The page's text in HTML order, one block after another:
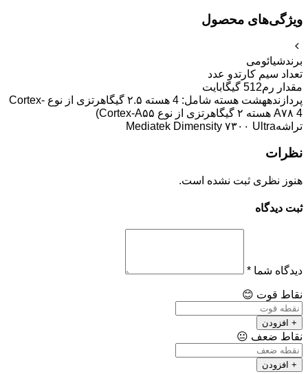
ویژگی‌های محصول
برندشیائومی
تعداد سیم کارتدو عدد
مقدار رم512 گیگابایت
پردازنده
هشت هسته شامل: 4 هسته ۲.۵ گیگاهرتزی از نوع Cortex-
A۷۸ 4 هسته ۲ گیگاهرتزی از نوع Cortex-A۵۵)
تراشهMediatek Dimensity ۷۳۰۰ Ultra
نظرات
هنوز نظری ثبت نشده است.
ثبت دیدگاه
دیدگاه شما *
نقاط قوت 😊
+ افزودن
نقاط ضعف 😐
+ افزودن